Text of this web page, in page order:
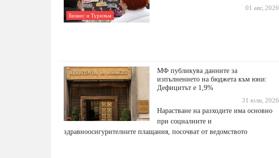
Бизнес и Туризъм
01 авг, 2026
МФ публикува данните за
изпълнението на бюджета към юни:
Дефицитът е 1,9%
31 юли, 2026
Нарастване на разходите има основно
при социалните и
здравноосигурителните плащания, посочват от ведомството